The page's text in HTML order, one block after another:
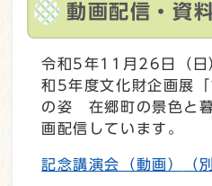
動画配信・資
令和5年11月26日（日
和5年度文化財企画展
の姿 在郷町の景色と
画配信しています。
記念講演会（動画） （